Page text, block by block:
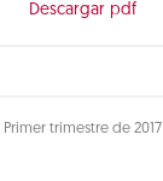
Descargar pdf
Primer trimestre de 2017